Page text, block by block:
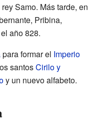
Samo. Más tarde, en
Pribina,
año 828.
para formar el Imperio
santosCirilo y
y un nuevo alfabeto.